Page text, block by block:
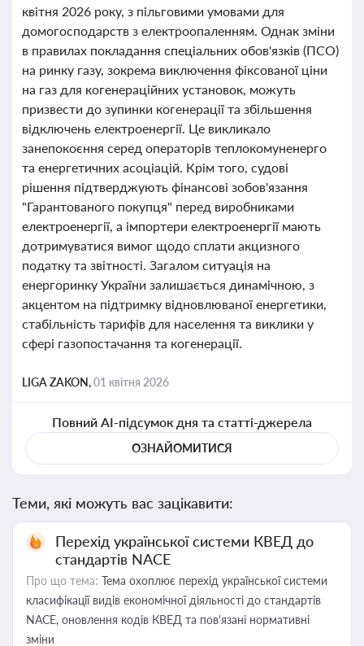
квітня 2026 року, з пільговими умовами для
домогосподарств з електроопаленням. Однак зміни
в правилах покладання спеціальних обов'язків (ПСО)
на ринку газу, зокрема виключення фіксованої ціни
на газ для когенераційних установок, можуть
призвести до зупинки когенерації та збільшення
відключень електроенергії. Це викликало
занепокоєння серед операторів теплокомуненерго
та енергетичних асоціацій. Крім того, судові
рішення підтверджують фінансові зобов'язання
"Гарантованого покупця" перед виробниками
електроенергії, а імпортери електроенергії мають
дотримуватися вимог щодо сплати акцизного
податку та звітності. Загалом ситуація на
енергоринку України залишається динамічною, з
акцентом на підтримку відновлюваної енергетики,
стабільність тарифів для населення та виклики у
сфері газопостачання та когенерації.
LIGA ZAKON,01 квітня 2026
Повний AI-підсумок дня та статті-джерела
ОЗНАЙОМИТИСЯ
Теми, які можуть вас зацікавити:
Перехід української системи КВЕД до
стандартів NACE
Про що тема: Тема охоплює перехід української системи
класифікації видів економічної діяльності до стандартів
NACE, оновлення кодів КВЕД та пов'язані нормативні
зміни